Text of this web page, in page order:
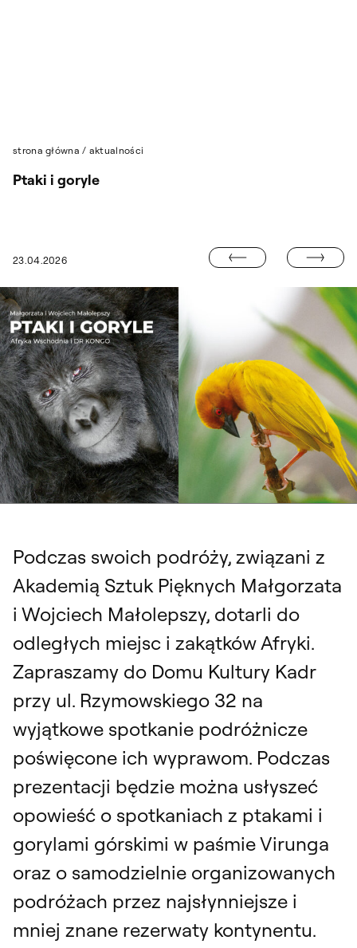
strona główna / aktualności
23.04.2026
Ptaki i goryle
PROFESOROWIE ASP NAGRODZENI PRZEZ ZAIKS
SPOTKANIE Z
Podczas swoich podróży, związani z
Akademią Sztuk Pięknych Małgorzata
i Wojciech Małolepszy, dotarli do
odległych miejsc i zakątków Afryki.
Zapraszamy do Domu Kultury Kadr
przy ul. Rzymowskiego 32 na
wyjątkowe spotkanie podróżnicze
poświęcone ich wyprawom. Podczas
prezentacji będzie można usłyszeć
opowieść o spotkaniach z ptakami i
gorylami górskimi w paśmie Virunga
oraz o samodzielnie organizowanych
podróżach przez najsłynniejsze i
mniej znane rezerwaty kontynentu.